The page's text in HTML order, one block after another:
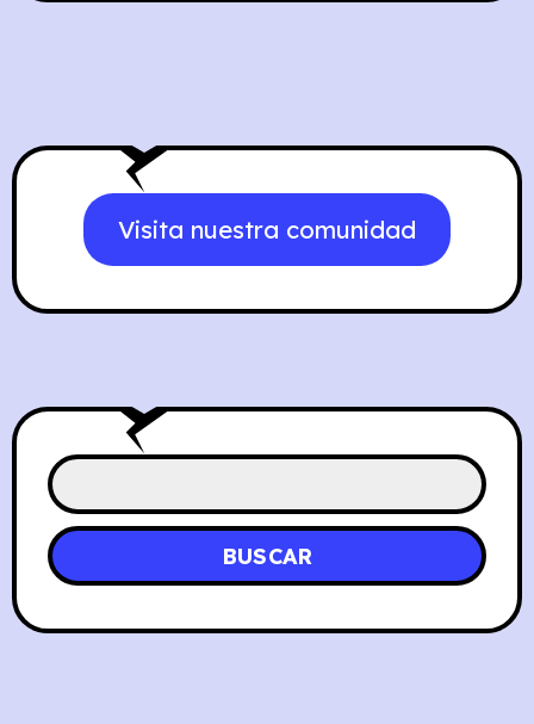
Visita nuestra comunidad
BUSCAR